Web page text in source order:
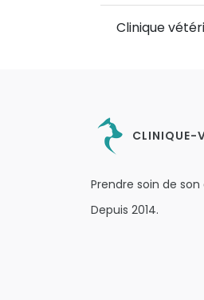
Clinique
CLINIQUE-
Prendre soin de
Depuis 2014.